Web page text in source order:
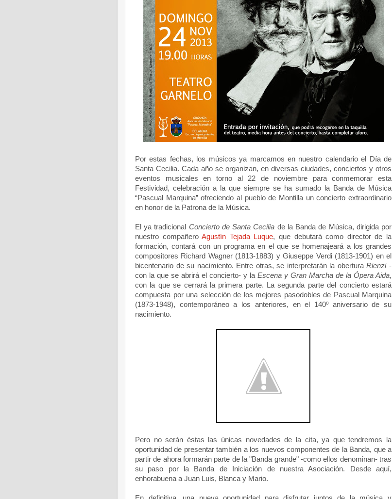
Por estas fechas, los músicos ya marcamos en nuestro calendario el Día de
Santa Cecilia. Cada año se organizan, en diversas ciudades, conciertos y otros
eventos musicales en torno al 22 de noviembre para conmemorar esta
Festividad, celebración a la que siempre se ha sumado la Banda de Música
“Pascual Marquina” ofreciendo al pueblo de Montilla un concierto extraordinario
en honor de la Patrona de la Música.
El ya tradicional Concierto de Santa Cecilia de la Banda de Música, dirigida por
nuestro compañeroAgustín Tejada Luque, que debutará como director de la
formación, contará con un programa en el que se homenajeará a los grandes
compositores Richard Wagner (1813-1883) y Giuseppe Verdi (1813-1901) en el
bicentenario de su nacimiento. Entre otras, se interpretarán la oberturaRienzi-
con la que se abrirá el concierto- y la Escena y Gran Marcha de la Ópera Aida,
con la que se cerrará la primera parte. La segunda parte del concierto estará
compuesta por una selección de los mejores pasodobles de Pascual Marquina
(1873-1948), contemporáneo a los anteriores, en el 140º aniversario de su
nacimiento.
Pero no serán éstas las únicas novedades de la cita, ya que tendremos la
oportunidad de presentar también a los nuevos componentes de la Banda, que a
partir de ahora formarán parte de la "Banda grande" -como ellos denominan- tras
su paso por la Banda de Iniciación de nuestra Asociación. Desde aquí,
enhorabuena a Juan Luis, Blanca y Mario.